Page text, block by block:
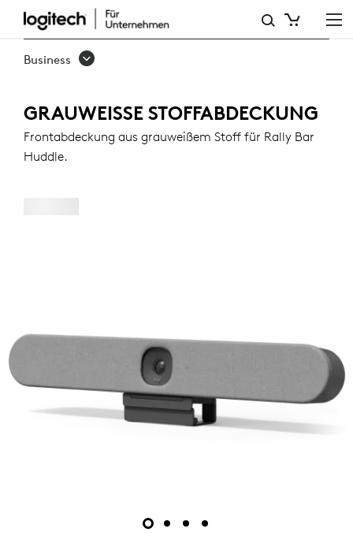
STOFFABDECKUNG
IN
FÜR
RALLY
BAR
Business
GRAUWEISSE STOFFABDECKUNG
Frontabdeckung aus grauweißem Stoff für Rally Bar
Huddle.